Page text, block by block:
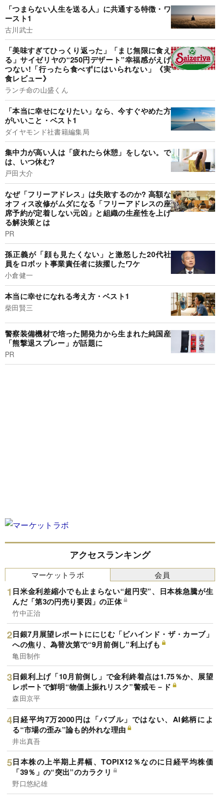
「つまらない人生を送る人」に共通する特徴・ワ
ースト1
古川武士
「美味すぎてひっくり返った」「まじ無限に食え
る」サイゼリヤの“250円デザート”幸福感がえげ
つない!「行ったら食べずにはいられない」《実
食レビュー》
ランチ命の山盛くん
「本当に幸せになりたい」なら、今すぐやめた方
がいいこと・ベスト1
ダイヤモンド社書籍編集局
集中力が高い人は「疲れたら休憩」をしない。で
は、いつ休む?
戸田大介
なぜ「フリーアドレス」は失敗するのか? 高額な
オフィス改修がムダになる「フリーアドレスの座
席予約が定着しない元凶」と組織の生産性を上げ
る解決策とは
PR
孫正義が「顔も見たくない」と激怒した20代社
員をロボット事業責任者に抜擢したワケ
小倉健一
本当に幸せになれる考え方・ベスト1
柴田賢三
警察装備機材で培った開発力から生まれた純国産
「熊撃退スプレー」が話題に
PR
アクセスランキング
マーケットラボ
日米金利差縮小でも止まらない“超円安”、日本株急騰が生
んだ「第3の円売り要因」の正体
竹中正治
日銀7月展望レポートににじむ「ビハインド・ザ・カーブ」
への焦り、為替次第で“9月前倒し”利上げも
亀田制作
日銀利上げ「10月前倒し」で金利終着点は1.75％か、展望
レポートで鮮明“物価上振れリスク”警戒モ－ド
森田京平
日経平均7万2000円は「バブル」ではない、AI銘柄によ
る“市場の歪み”論も的外れな理由
井出真吾
日本株の上半期上昇幅、TOPIX12％なのに日経平均株価
「39％」の“突出”のカラクリ
野口悠紀雄
会員